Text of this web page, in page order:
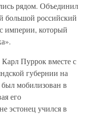
рядом. Объединил
большой российский
империи, который
Пуррок вместе с
губернии на
мобилизован в
его
эстонец учился в